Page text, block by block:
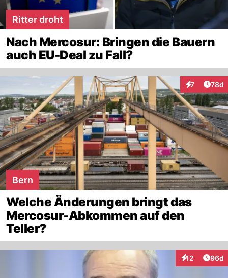
Ritter droht
Nach Mercosur: Bringen die Bauern
auch EU-Deal zu Fall?
7
Interaktionen
78d
Bern
Welche Änderungen bringt das
Mercosur-Abkommen auf den
Teller?
12
Interaktionen
96d